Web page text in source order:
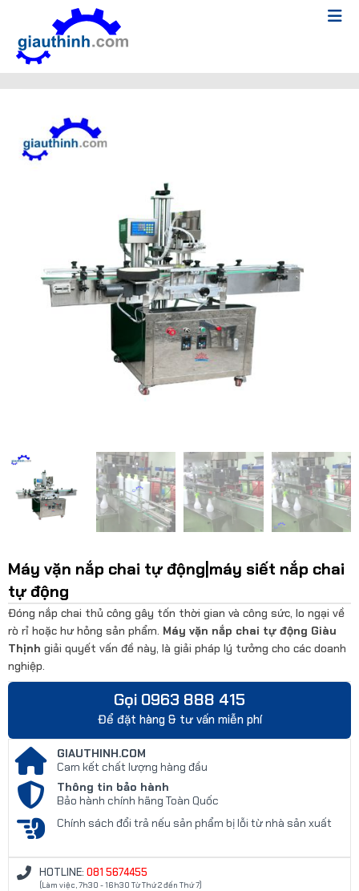
Máy vặn nắp chai tự động|máy siết nắp chai
tự động
Đóng nắp chai thủ công gây tốn thời gian và công sức, lo ngại về
rò rỉ hoặc hư hỏng sản phẩm. Máy vặn nắp chai tự động Giàu
Thịnh giải quyết vấn đề này, là giải pháp lý tưởng cho các doanh
nghiệp.
Gọi 0963 888 415
Để đặt hàng & tư vấn miễn phí
GIAUTHINH.COM
Cam kết chất lượng hàng đầu
Thông tin bảo hành
Bảo hành chính hãng Toàn Quốc
Chính sách đổi trả nếu sản phẩm bị lỗi từ nhà sản xuất
HOTLINE: 081 5674455
(Làm việc, 7h30 - 16h30 Từ Thứ 2 đến Thứ 7)